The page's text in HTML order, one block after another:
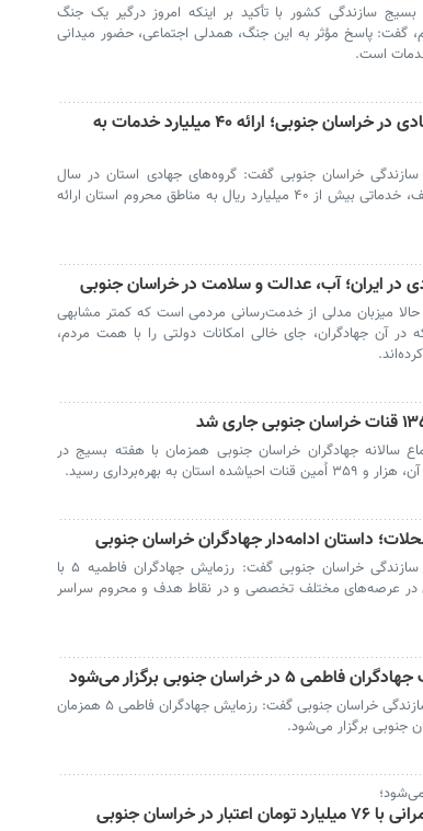
سازندگی کشور با تأکید بر اینکه امروز درگیر یک جنگ
گفت: پاسخ مؤثر به این جنگ، همدلی اجتماعی، حضور میدانی
است.
محرومیت‌زدایی جهادی در خراسان جنوبی؛ ارائه ۴۰ میلیارد خدمات به
خراسان جنوبی گفت: گروه‌های جهادی استان در سال
جاری در طرح‌های مختلف، خدماتی بیش از ۴۰ میلیارد ریال به مناطق محروم استان ارائه
حالا میزبان مدلی از خدمت‌رسانی مردمی است که کمتر مشابهی
در آن جهادگران، جای خالی امکانات دولتی را با همت مردم،
سالانه جهادگران خراسان جنوبی همزمان با هفته بسیج در
به بهره‌برداری رسید.
داستان ادامه‌دار جهادگران خراسان جنوبی
بیرجند- مسئول بسیج سازندگی خراسان جنوبی گفت: رزمایش جهادگران فاطمیه ۵ با
جهادی در عرصه‌های مختلف تخصصی و در نقاط هدف و محروم سراسر
در خراسان جنوبی برگزار می‌شود
بیرجند-مسئول بسیج سازندگی خراسان جنوبی گفت: رزمایش جهادگران فاطمی ۵ همزمان
جنوبی برگزار می‌شود.